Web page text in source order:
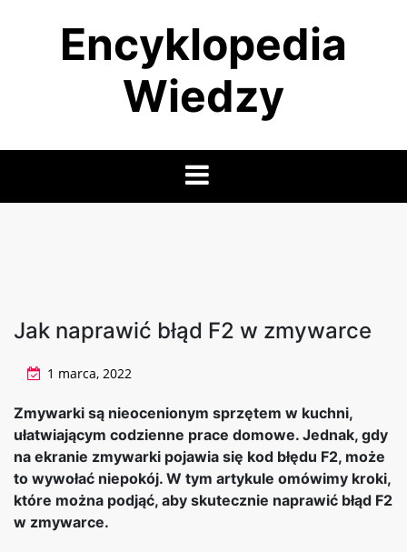
Encyklopedia
Wiedzy
Jak naprawić błąd F2 w zmywarce
1 marca, 2022
Zmywarki są nieocenionym sprzętem w kuchni,
ułatwiającym codzienne prace domowe. Jednak, gdy
na ekranie zmywarki pojawia się kod błędu F2, może
to wywołać niepokój. W tym artykule omówimy kroki,
które można podjąć, aby skutecznie naprawić błąd F2
w zmywarce.